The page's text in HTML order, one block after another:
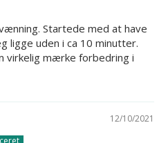
Startede med at have
ligge uden i ca 10 minutter.
virkelig mærke forbedring i
12/10/2021